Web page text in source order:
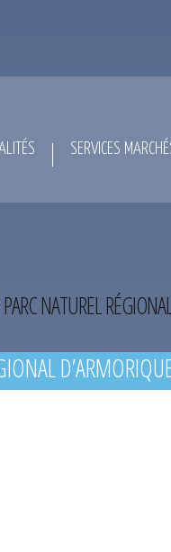
SERVICES
PARC NATUREL